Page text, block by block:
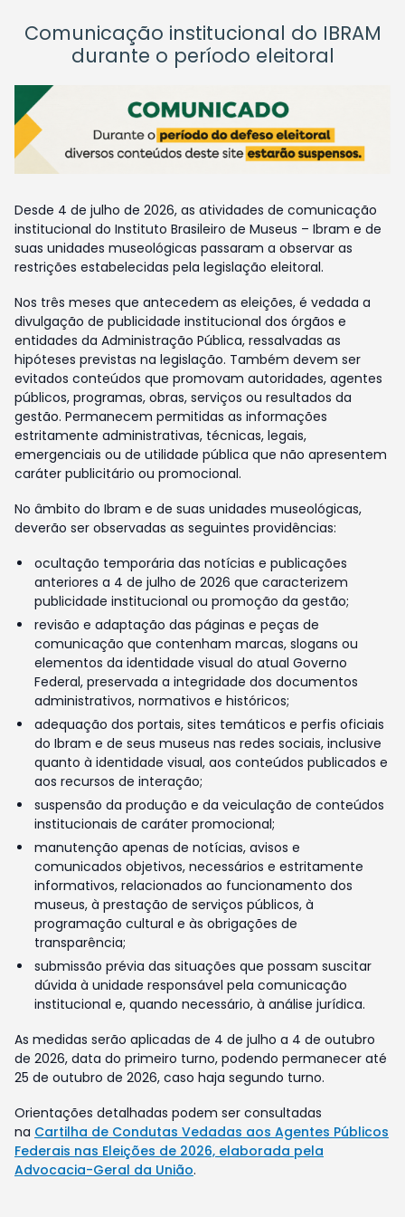
Comunicação institucional do IBRAM
durante o período eleitoral
Desde 4 de julho de 2026, as atividades de comunicação
institucional do Instituto Brasileiro de Museus – Ibram e de
suas unidades museológicas passaram a observar as
restrições estabelecidas pela legislação eleitoral.
Nos três meses que antecedem as eleições, é vedada a
divulgação de publicidade institucional dos órgãos e
entidades da Administração Pública, ressalvadas as
hipóteses previstas na legislação. Também devem ser
evitados conteúdos que promovam autoridades, agentes
públicos, programas, obras, serviços ou resultados da
gestão. Permanecem permitidas as informações
estritamente administrativas, técnicas, legais,
emergenciais ou de utilidade pública que não apresentem
caráter publicitário ou promocional.
No âmbito do Ibram e de suas unidades museológicas,
deverão ser observadas as seguintes providências:
ocultação temporária das notícias e publicações
anteriores a 4 de julho de 2026 que caracterizem
publicidade institucional ou promoção da gestão;
revisão e adaptação das páginas e peças de
comunicação que contenham marcas, slogans ou
elementos da identidade visual do atual Governo
Federal, preservada a integridade dos documentos
administrativos, normativos e históricos;
adequação dos portais, sites temáticos e perfis oficiais
do Ibram e de seus museus nas redes sociais, inclusive
quanto à identidade visual, aos conteúdos publicados e
aos recursos de interação;
suspensão da produção e da veiculação de conteúdos
institucionais de caráter promocional;
manutenção apenas de notícias, avisos e
comunicados objetivos, necessários e estritamente
informativos, relacionados ao funcionamento dos
museus, à prestação de serviços públicos, à
programação cultural e às obrigações de
transparência;
submissão prévia das situações que possam suscitar
dúvida à unidade responsável pela comunicação
institucional e, quando necessário, à análise jurídica.
As medidas serão aplicadas de 4 de julho a 4 de outubro
de 2026, data do primeiro turno, podendo permanecer até
25 de outubro de 2026, caso haja segundo turno.
Orientações detalhadas podem ser consultadas
na Cartilha de Condutas Vedadas aos Agentes Públicos
Federais nas Eleições de 2026, elaborada pela
Advocacia-Geral da União.